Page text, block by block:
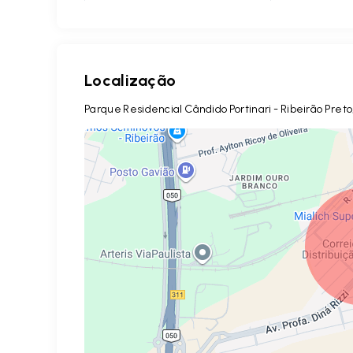
Localização
Parque Residencial Cândido Portinari - Ribeirão